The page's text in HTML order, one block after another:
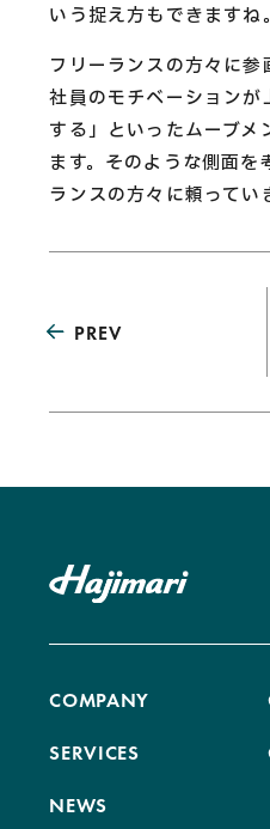
いう捉え方もできますね。
フリーランスの方々に
社員のモチベーション
する」といったムーブメ
ます。そのような側面を
ランスの方々に頼ってい
PREV
COMPANY
SERVICES
NEWS